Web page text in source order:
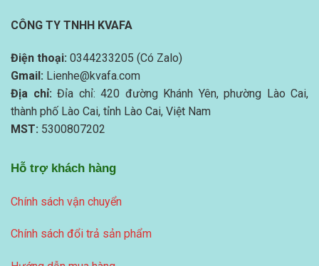
CÔNG TY TNHH KVAFA
Điện thoại: 0344233205 (Có Zalo)
Gmail: Lienhe@kvafa.com
Địa chỉ: Đỉa chỉ: 420 đường Khánh Yên, phường Lào Cai,
thành phố Lào Cai, tỉnh Lào Cai, Việt Nam
MST: 5300807202
Hỗ trợ khách hàng
Chính sách vận chuyển
Chính sách đổi trả sản phẩm